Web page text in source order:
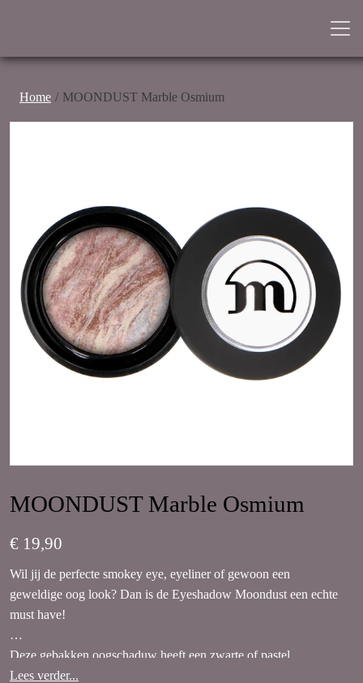
Home MOONDUST Marble Osmium
MOONDUST Marble Osmium
€ 19,90
Wil jij de perfecte smokey eye, eyeliner of gewoon een
geweldige oog look? Dan is de Eyeshadow Moondust een echte
must have!
Deze gebakken oogschaduw heeft een zwarte of pastel
ondertoon waar kleur en glitters aan zijn toegevoegd. Door de
Lees verder...